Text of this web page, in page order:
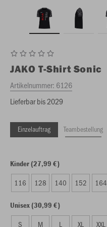
JAKO T-Shirt Sonic
Artikelnummer: 6126
Lieferbar bis 2029
Einzelauftrag Teambestellung
Kinder (27,99 €)
116 128 140 152 164
Unisex (30,99 €)
S M L XL XXL